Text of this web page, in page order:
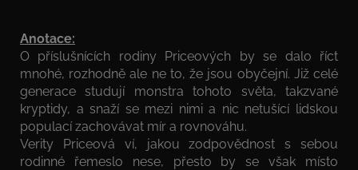
Anotace:
O příslušnících rodiny Priceových by se dalo říct
mnohé, rozhodně ale ne to, že jsou obyčejní. Již celé
generace studují monstra tohoto světa, takzvané
kryptidy, a snaží se mezi nimi a nic netušící lidskou
populací zachovávat mír a rovnováhu.
Verity Priceová ví, jakou zodpovědnost s sebou
rodinné řemeslo nese, přesto by se však místo